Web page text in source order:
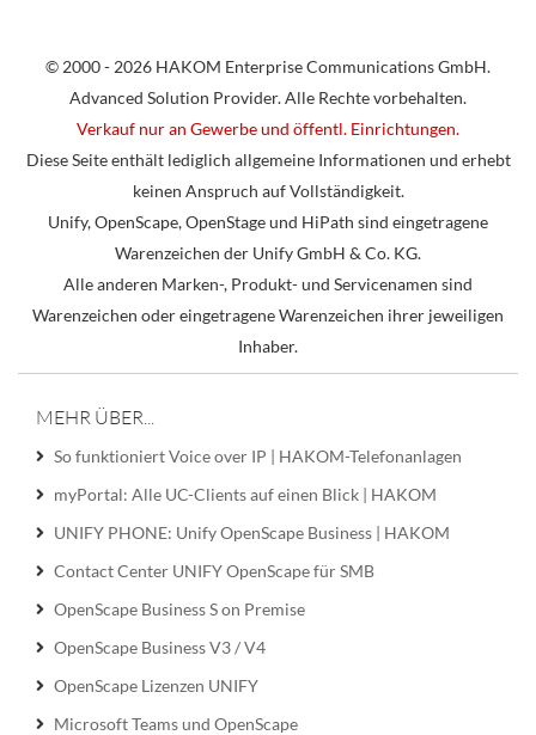
© 2000 - 2026 HAKOM Enterprise Communications GmbH.
Advanced Solution Provider. Alle Rechte vorbehalten.
Verkauf nur an Gewerbe und öffentl. Einrichtungen.
Diese Seite enthält lediglich allgemeine Informationen und erhebt
keinen Anspruch auf Vollständigkeit.
Unify, OpenScape, OpenStage und HiPath sind eingetragene
Warenzeichen der Unify GmbH & Co. KG.
Alle anderen Marken-, Produkt- und Servicenamen sind
Warenzeichen oder eingetragene Warenzeichen ihrer jeweiligen
Inhaber.
MEHR ÜBER...
So funktioniert Voice over IP | HAKOM-Telefonanlagen
myPortal: Alle UC-Clients auf einen Blick | HAKOM
UNIFY PHONE: Unify OpenScape Business | HAKOM
Contact Center UNIFY OpenScape für SMB
OpenScape Business S on Premise
OpenScape Business V3 / V4
OpenScape Lizenzen UNIFY
Microsoft Teams und OpenScape